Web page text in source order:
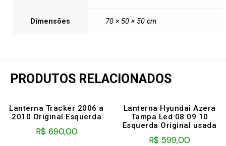
Dimensões 70 × 50 × 50 cm
PRODUTOS RELACIONADOS
Lanterna Tracker 2006 a
2010 Original Esquerda
R$690,00
Lanterna Hyundai Azera
Tampa Led 08 09 10
Esquerda Original usada
R$ 599,00